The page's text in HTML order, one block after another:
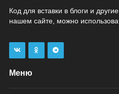
Код для вставки в блоги и
нашем сайте, можно
Меню